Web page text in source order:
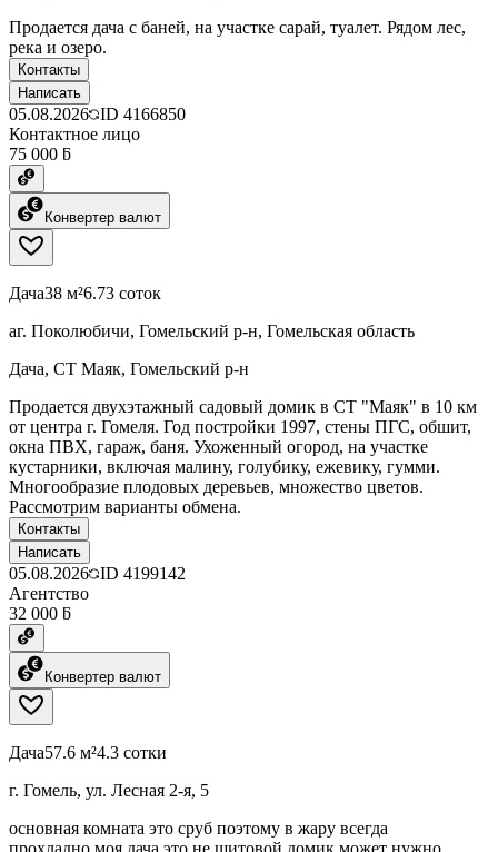
Продается дача с баней, на участке сарай, туалет. Рядом лес,
река и озеро.
Контакты
Написать
05.08.2026 ID 4166850
Контактное лицо
75 000 ƃ
Конвертер валют
Дача38 м²6.73 соток
аг. Поколюбичи, Гомельский р-н, Гомельская область
Дача, СТ Маяк, Гомельский р-н
Продается двухэтажный садовый домик в СТ "Маяк" в 10 км
от центра г. Гомеля. Год постройки 1997, стены ПГС, обшит,
окна ПВХ, гараж, баня. Ухоженный огород, на участке
кустарники, включая малину, голубику, ежевику, гумми.
Многообразие плодовых деревьев, множество цветов.
Рассмотрим варианты обмена.
Контакты
Написать
05.08.2026 ID 4199142
Агентство
32 000 ƃ
Конвертер валют
Дача57.6 м²4.3 сотки
г. Гомель, ул. Лесная 2-я, 5
основная комната это сруб поэтому в жару всегда
прохладно.моя дача это не щитовой домик,может нужно